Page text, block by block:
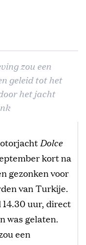
zou een
geleid tot het
het jacht
Dolce
kort na
gezonken voor
van Turkije.
uur, direct
was gelaten.
een